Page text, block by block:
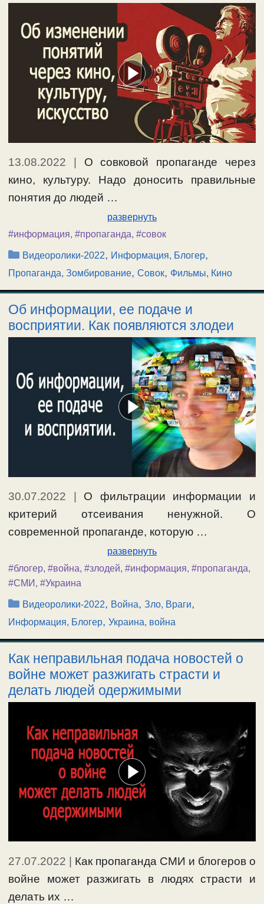
13.08.2022
О совковой пропаганде через
кино, культуру. Надо доносить правильные
понятия до людей …
развернуть
#информация, #пропаганда, #совок
Рубрики
Видеоролики-2022, Информация, Блогер,
Пропаганда, Зомбирование, Совок, Фильмы, Кино
Об информации, ее подаче и
восприятии. Как появляются злодеи
30.07.2022
О фильтрации информации и
критерий отсеивания ненужной. О
современной пропаганде, которую …
развернуть
#блогер, #война, #злодей, #информация, #пропаганда,
#СМИ , #Украина
Рубрики
Видеоролики-2022, Война,Зло, Враги,
Информация, Блогер, Украина, война
Как неправильная подача новостей о
войне может разжигать страсти и
делать людей одержимыми
27.07.2022
Как пропаганда СМИ и блогеров о
войне может разжигать в людях страсти и
делать их …